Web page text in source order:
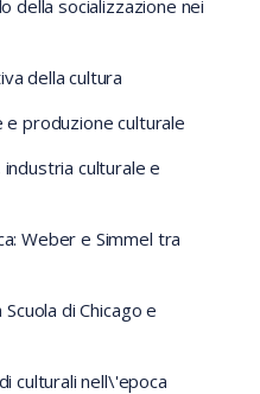
della socializzazione nei
della cultura
produzione culturale
culturale e
Weber e Simmel tra
di Chicago e
culturali nell\'epoca